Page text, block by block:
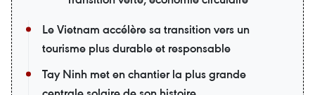
Le Vietnam accélère sa transition vers un
tourisme plus durable et responsable
Tay Ninh met en chantier la plus grande